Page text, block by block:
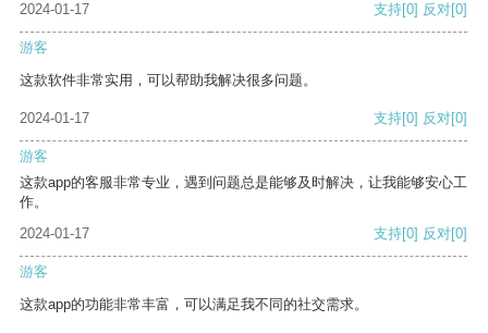
2024-01-17 支持[0] 反对[0]
游客
这款软件非常实用，可以帮助我解决很多问题。
2024-01-17 支持[0] 反对[0]
游客
这款app的客服非常专业，遇到问题总是能够及时解决，让我能够安心工
作。
2024-01-17
支持[0] 反对[0]
游客
这款app的功能非常丰富，可以满足我不同的社交需求。